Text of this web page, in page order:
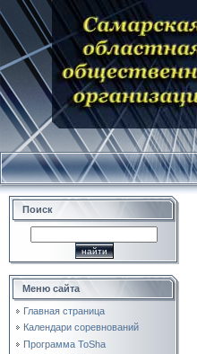
Поиск
Меню сайта
Главная страница
Календари соревнований
Программа ToSha